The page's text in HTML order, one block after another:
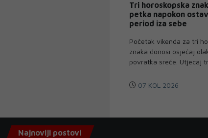
Tri horoskopska
petka napokon
period iza sebe
Početak vikenda za tri
znaka donosi osjećaj
povratka sreće. Utjecaj
07 KOL 2026
Najnoviji postovi